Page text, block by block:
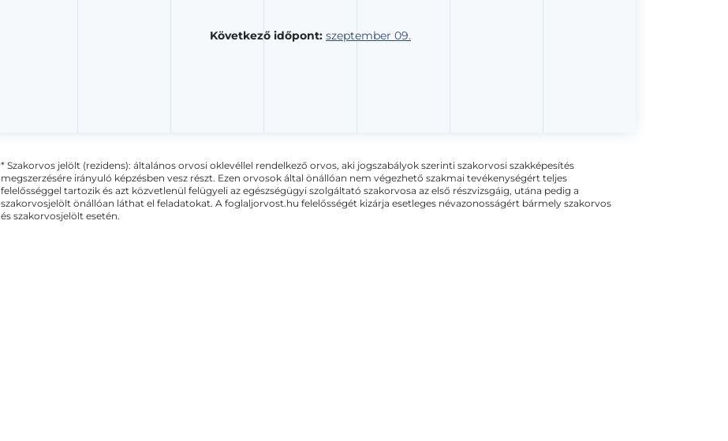
Következő időpont: szeptember 09.
* Szakorvos jelölt (rezidens): általános orvosi oklevéllel rendelkező orvos, aki jogszabályok szerinti szakorvosi szakképesítés
megszerzésére irányuló képzésben vesz részt. Ezen orvosok által önállóan nem végezhető szakmai tevékenységért teljes
felelősséggel tartozik és azt közvetlenül felügyeli az egészségügyi szolgáltató szakorvosa az első részvizsgáig, utána pedig a
szakorvosjelölt önállóan láthat el feladatokat. A foglaljorvost.hu felelősségét kizárja esetleges névazonosságért bármely szakorvos
és szakorvosjelölt esetén.